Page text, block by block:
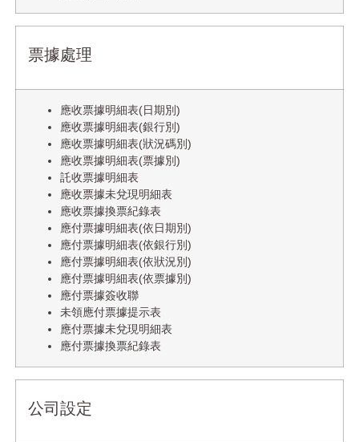
票據處理
應收票據明細表(日期別)
應收票據明細表(銀行別)
應收票據明細表(狀況碼別)
應收票據明細表(票據別)
託收票據明細表
應收票據未兌現明細表
應收票據換票紀錄表
應付票據明細表(依日期別)
應付票據明細表(依銀行別)
應付票據明細表(依狀況別)
應付票據明細表(依票據別)
應付票據簽收聯
未領應付票據提示表
應付票據未兌現明細表
應付票據換票紀錄表
公司設定